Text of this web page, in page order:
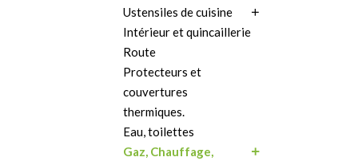
Ustensiles de cuisine
Intérieur et quincaillerie
Route
Protecteurs et
couvertures
thermiques.
Eau, toilettes
Gaz, Chauffage,